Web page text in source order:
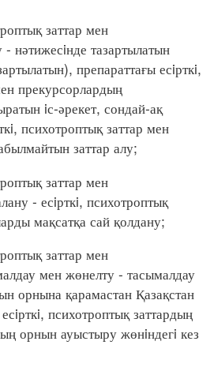
заттар мен
нәтижесiнде тазартылатын
препараттағы есiрткi,
прекурсорлардың
iс-әрекет, сондай-ақ
психотроптық заттар мен
заттар алу;
заттар мен
- есiрткi, психотроптық
мақсатқа сай қолдану;
заттар мен
мен жөнелту - тасымалдау
орнына қарамастан Қазақстан
психотроптық заттардың
орнын ауыстыру жөнiндегi кез